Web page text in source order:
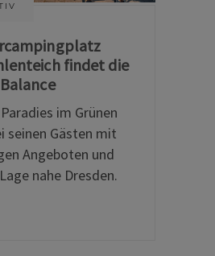
findet die
im Grünen
seinen Gästen mit
Angeboten und
nahe Dresden.